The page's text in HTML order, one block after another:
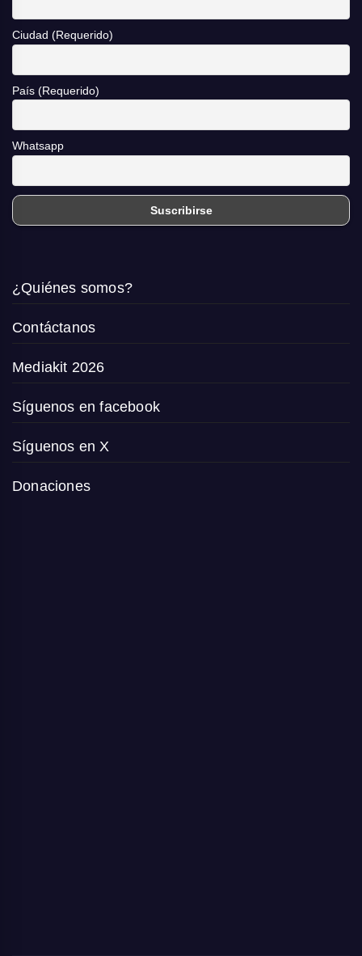
Ciudad (Requerido)
País (Requerido)
Whatsapp
¿Quiénes somos?
Contáctanos
Mediakit 2026
Síguenos en facebook
Síguenos en X
Donaciones